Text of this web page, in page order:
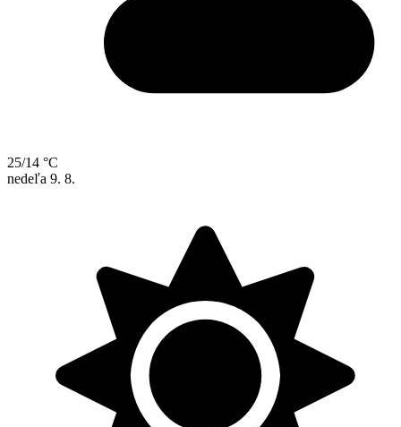
25/14 °C
nedeľa 9. 8.